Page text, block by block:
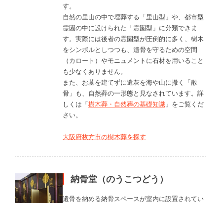
す。
自然の里山の中で埋葬する「里山型」や、都市型
霊園の中に設けられた「霊園型」に分類できま
す。実際には後者の霊園型が圧倒的に多く、樹木
をシンボルとしつつも、遺骨を守るための空間
（カロート）やモニュメントに石材を用いること
も少なくありません。
また、お墓を建てずに遺灰を海や山に撒く「散
骨」も、自然葬の一形態と見なされています。詳
しくは「樹木葬・自然葬の基礎知識 」をご覧くだ
さい。
大阪府枚方市の樹木葬を探す
納骨堂（のうこつどう）
遺骨を納める納骨スペースが室内に設置されてい